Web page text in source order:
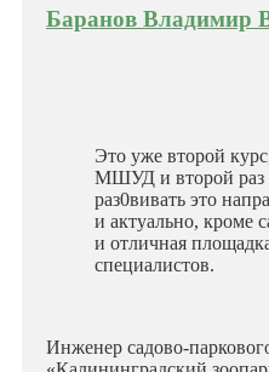
Баранов Владимир
Это уже второй
МШУД и второй раз
раз0вивать это
и актуально, кроме
и отличная
специалистов.
Инженер садово-